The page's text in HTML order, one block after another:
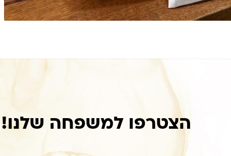
הצטרפו למשפחה שלנו!